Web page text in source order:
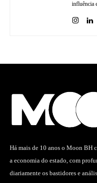
influência
Há mais de 10 anos o Moon BH
a economia do estado, com
diariamente os bastidores e